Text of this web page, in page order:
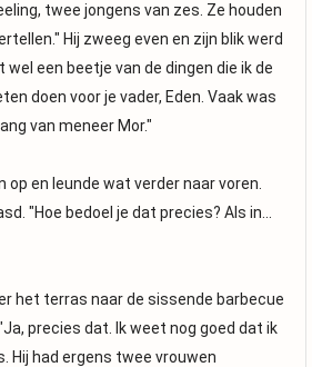
twee jongens van zes. Ze houden
Hij zweeg even en zijn blik werd
een beetje van de dingen die ik de
doen voor je vader, Eden. Vaak was
van meneer Mor."
op en leunde wat verder naar voren.
"Hoe bedoel je dat precies? Als in...
het terras naar de sissende barbecue
precies dat. Ik weet nog goed dat ik
Hij had ergens twee vrouwen